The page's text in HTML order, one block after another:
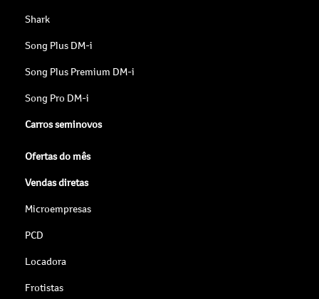
Shark
Song Plus DM-i
Song Plus Premium DM-i
Song Pro DM-i
Carros seminovos
Ofertas do mês
Vendas diretas
Microempresas
PCD
Locadora
Frotistas